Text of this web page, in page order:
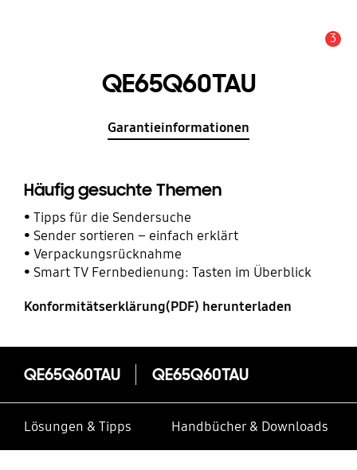
3
QE65Q60TAU
Garantieinformationen
Häufig gesuchte Themen
Tipps für die Sendersuche
Sender sortieren – einfach erklärt
Verpackungsrücknahme
Smart TV Fernbedienung: Tasten im Überblick
Konformitätserklärung(PDF) herunterladen
QE65Q60TAU QE65Q60TAU
Lösungen & Tipps Handbücher & Downloads